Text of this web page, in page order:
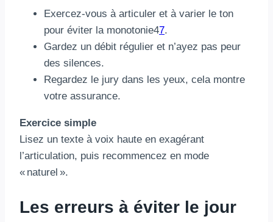
Exercez-vous à articuler et à varier le ton
pour éviter la monotonie47.
Gardez un débit régulier et n’ayez pas peur
des silences.
Regardez le jury dans les yeux, cela montre
votre assurance.
Exercice simple
Lisez un texte à voix haute en exagérant
l’articulation, puis recommencez en mode
« naturel ».
Les erreurs à éviter le jour